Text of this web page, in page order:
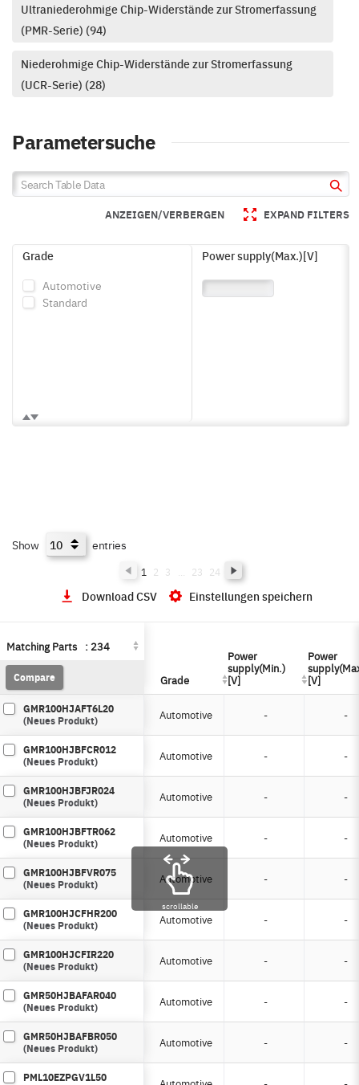
Ultraniederohmige Chip-Widerstände zur Stromerfassung
(PMR-Serie) (94)
Niederohmige Chip-Widerstände zur Stromerfassung
(UCR-Serie) (28)
Parametersuche
ANZEIGEN/VERBERGEN EXPAND FILTERS
Grade
Automotive
Standard
Power supply(Max.)[V]
Show entries
1 2 3 23 24
Download CSV Einstellungen speichern
Matching Parts : 234
Compare Grade
Power
supply(Min.)
[V]
Power
[V]
GMR100HJAFT6L20
(Neues Produkt)
Automotive - -
GMR100HJBFCR012
(Neues Produkt)
Automotive - -
GMR100HJBFJR024
(Neues Produkt)
Automotive - -
GMR100HJBFTR062
(Neues Produkt)
Automotive - -
GMR100HJBFVR075
(Neues Produkt)
Automotive - -
GMR100HJCFHR200
(Neues Produkt)
Automotive - -
GMR100HJCFIR220
(Neues Produkt)
Automotive - -
GMR50HJBAFAR040
(Neues Produkt)
Automotive - -
GMR50HJBAFBR050
(Neues Produkt)
Automotive - -
PML10EZPGV1L50
Matching Parts : 234
Compare Grade
Power
supply(Min.)
[V]
Power
[V]
scrollable